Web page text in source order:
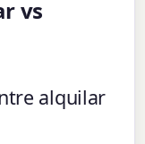
vs
alquilar